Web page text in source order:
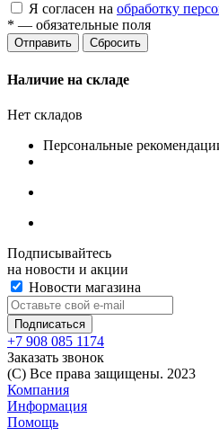
Я согласен на обработку
* — обязательные поля
Сбросить
Наличие на складе
Нет складов
Персональные
Подписывайтесь
на новости и акции
Новости магазина
+7 908 085 1174
Заказать звонок
(C) Все права защищены. 2023
Компания
Информация
Помощь